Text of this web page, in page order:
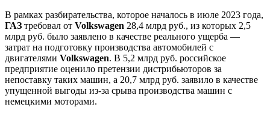
В рамках разбирательства, которое началось в июле 2023 года,
ГАЗ требовал от Volkswagen 28,4 млрд руб., из которых 2,5
млрд руб. было заявлено в качестве реального ущерба —
затрат на подготовку производства автомобилей с
двигателями Volkswagen. В 5,2 млрд руб. российское
предприятие оценило претензии дистрибьюторов за
непоставку таких машин, а 20,7 млрд руб. заявило в качестве
упущенной выгоды из-за срыва производства машин с
немецкими моторами.